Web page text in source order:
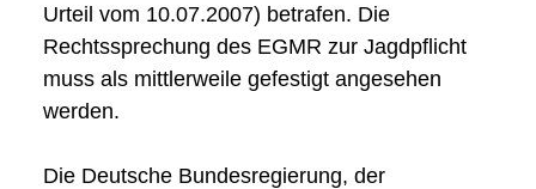
Urteil vom 10.07.2007) betrafen. Die
Rechtssprechung des EGMR zur Jagdpflicht
muss als mittlerweile gefestigt angesehen
werden.
Die Deutsche Bundesregierung, der